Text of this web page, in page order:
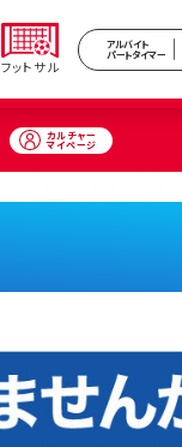
武蔵境
フットサル
アルバイト
パートタイマー
カルチャー
マイページ